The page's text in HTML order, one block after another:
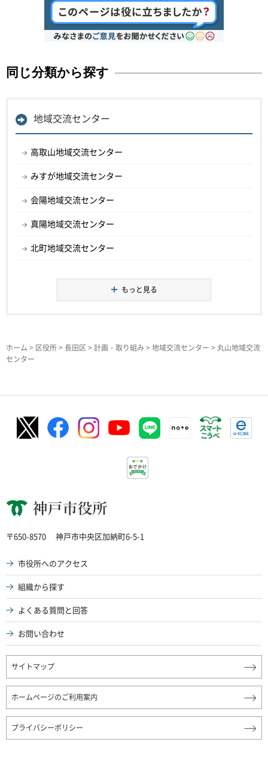
同じ分類から探す
地域交流センター
高取山地域交流センター
みすが地域交流センター
会陽地域交流センター
真陽地域交流センター
北町地域交流センター
もっと見る
ホーム > 区役所> 長田区> 計画・取り組み > 地域交流センター > 丸山地域交流
センター
神戸市役所
〒650-8570 神戸市中央区加納町6-5-1
市役所へのアクセス
組織から探す
よくある質問と回答
お問い合わせ
サイトマップ
ホームページのご利用案内
プライバシーポリシー